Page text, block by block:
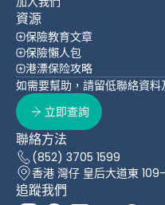
資源
保險教育文章
保險懶人包
港漂保险攻略
如需要幫助，請留低聯絡資料
立即查詢
聯絡方法
(852) 3705 1599
香港 灣仔 皇后大道東
追蹤我們